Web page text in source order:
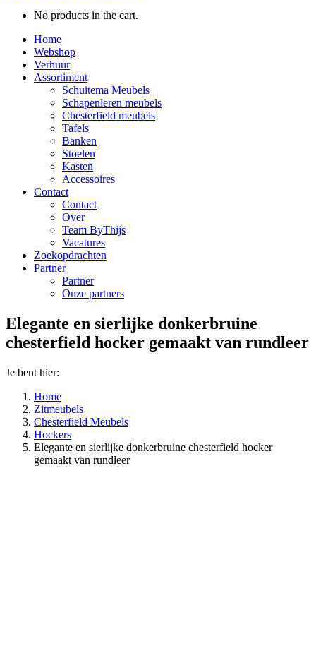
No products in the cart.
Home
Webshop
Verhuur
Assortiment
Schuitema Meubels
Schapenleren meubels
Chesterfield meubels
Tafels
Banken
Stoelen
Kasten
Accessoires
Contact
Contact
Over
Team ByThijs
Vacatures
Zoekopdrachten
Partner
Partner
Onze partners
Elegante en sierlijke donkerbruine
chesterfield hocker gemaakt van rundleer
Je bent hier:
Home
Zitmeubels
Chesterfield Meubels
Hockers
Elegante en sierlijke donkerbruine chesterfield hocker
gemaakt van rundleer